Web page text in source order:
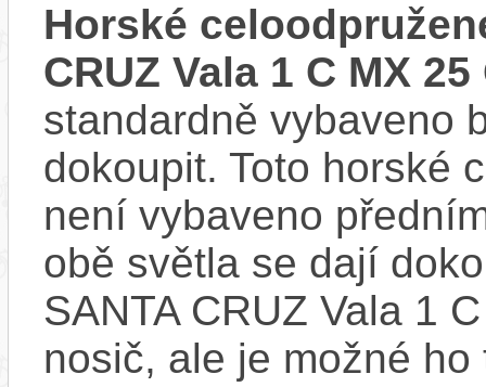
Horské
CRUZ Vala 1 C MX
standardně vybaveno
dokoupit. Toto horské
není vybaveno
obě světla se dají
SANTA CRUZ Vala 1
nosič, ale je možné